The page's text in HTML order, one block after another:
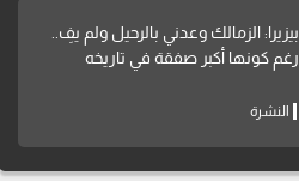
بيزيرا: الزمالك وعدني بالرحيل ولم يفِ..
رغم كونها أكبر صفقة في تاريخه
النشرة